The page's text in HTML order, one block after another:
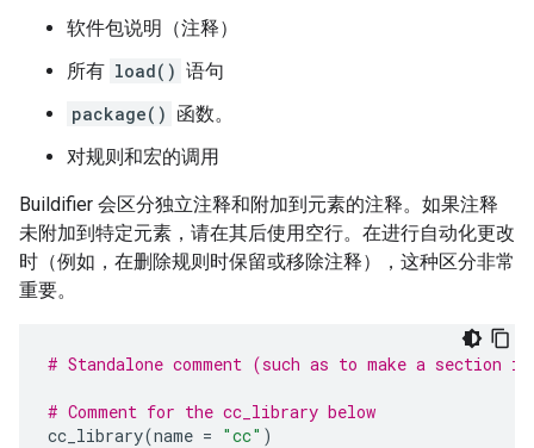
软件包说明（注释）
所有 load() 语句
package() 函数。
对规则和宏的调用
Buildifier 会区分独立注释和附加到元素的注释。如果注释
未附加到特定元素，请在其后使用空行。在进行自动化更改
时（例如，在删除规则时保留或移除注释），这种区分非常
重要。
# Standalone comment (such as to make a section
# Comment for the cc_library below
cc_library(name = "cc" )